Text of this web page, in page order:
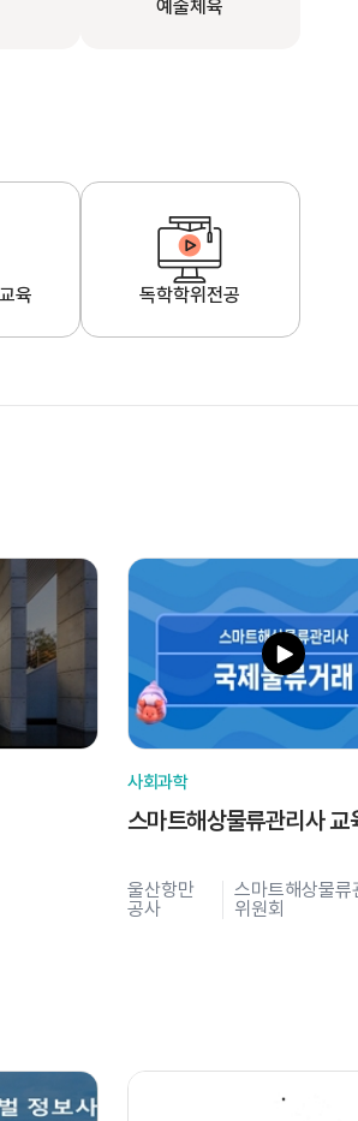
예술체육
육 독학학위전공
사회과학
스마트해상물류관리사 교
울산항만
공사
스마트해상물류
위원회